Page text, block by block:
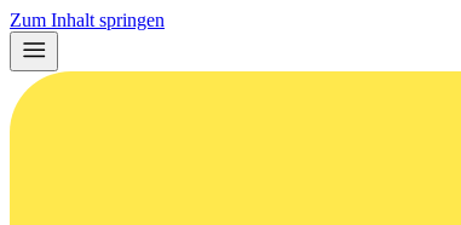
Zum Inhalt springen